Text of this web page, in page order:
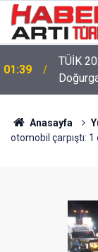
01:39
TÜİK
22:47 16
Anasayfa
otomobil çarpıştı: 1